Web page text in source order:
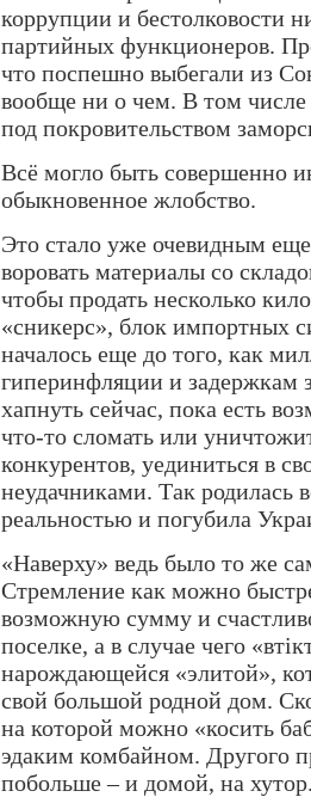
коррупции и бестолковости
партийных функционеров.
что поспешно выбегали из
вообще ни о чем. В том числе
под покровительством
Всё могло быть совершенно
обыкновенное жлобство.
Это стало уже очевидным еще
воровать материалы со
чтобы продать несколько
«сникерс», блок импортных
началось еще до того, как
гиперинфляции и задержкам
хапнуть сейчас, пока есть
что-то сломать или
конкурентов, уединиться в
неудачниками. Так родилась
реальностью и погубила
«Наверху» ведь было то же
Стремление как можно
возможную сумму и
поселке, а в случае чего
нарождающейся «элитой»,
свой большой родной дом.
на которой можно «косить
эдаким комбайном. Другого
побольше – и домой, на